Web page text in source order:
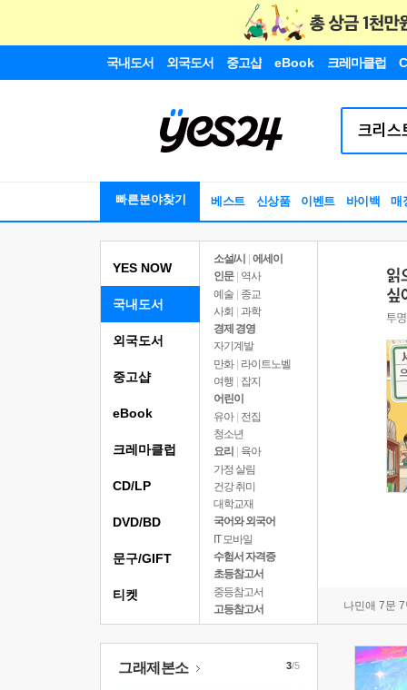
국내도서 외국도서 중고샵 eBook 크레마클럽
빠른분야찾기 베스트 신상품 이벤트 바이백 매
YES NOW
국내도서
소설/시
에세이
인문
역사
예술 | 종교
사회 | 과학
경제 경영
자기계발
만화 | 라이트노벨
여행
잡지
어린이
유아 | 전집
청소년
요리
육아
가정 살림
건강 취미
대학교재
국어와 외국어
IT 모바일
수험서 자격증
초등참고서
중등참고서
고등참고서
나민애 7문
외국도서
중고샵
eBook
크레마클럽
CD/LP
DVD/BD
문구/GIFT
티켓
그래제본소 3/5